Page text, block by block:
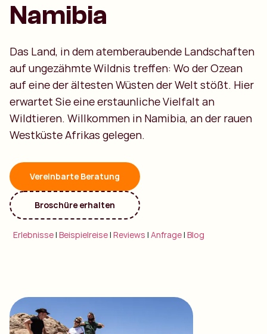
Namibia
Das Land, in dem atemberaubende Landschaften
auf ungezähmte Wildnis treffen: Wo der Ozean
auf eine der ältesten Wüsten der Welt stößt. Hier
erwartet Sie eine erstaunliche Vielfalt an
Wildtieren. Willkommen in Namibia, an der rauen
Westküste Afrikas gelegen.
Vereinbarte Beratung
Broschüre erhalten
Erlebnisse|Beispielreise|Reviews |Anfrage|Blog